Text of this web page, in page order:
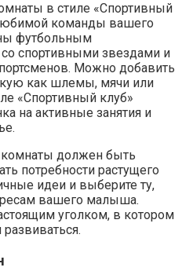
в стиле «Спортивный
команды вашего
футбольным
спортивными звездами и
Можно добавить
как шлемы, мячи или
«Спортивный клуб»
на активные занятия и
комнаты должен быть
потребности растущего
идеи и выберите ту,
вашего малыша.
уголком, в котором